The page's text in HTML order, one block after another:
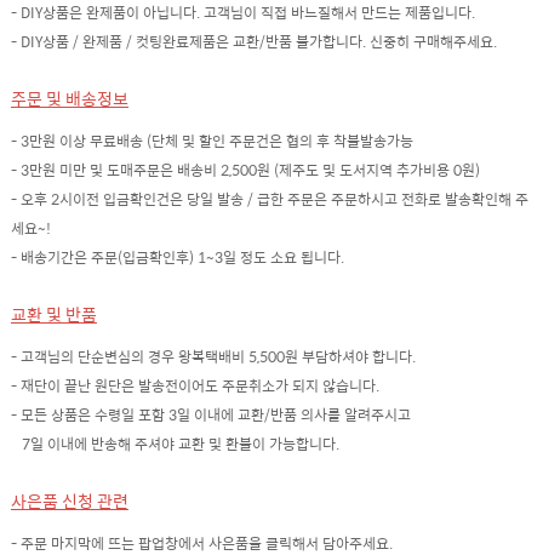
- DIY상품은 완제품이 아닙니다. 고객님이 직접 바느질해서 만드는 제품입니다.
- DIY상품 / 완제품 / 컷팅완료제품은 교환/반품 불가합니다. 신중히 구매해주세요.
주문 및 배송정보
- 3만원 이상 무료배송 (단체 및 할인 주문건은 협의 후 착불발송가능
- 3만원 미만 및 도매주문은 배송비 2,500원 (제주도 및 도서지역 추가비용 0원)
- 오후 2시이전 입금확인건은 당일 발송 / 급한 주문은 주문하시고 전화로 발송확인해 주
세요~!
- 배송기간은 주문(입금확인후) 1~3일 정도 소요 됩니다.
교환 및 반품
- 고객님의 단순변심의 경우 왕복택배비 5,500원 부담하셔야 합니다.
- 재단이 끝난 원단은 발송전이어도 주문취소가 되지 않습니다.
- 모든 상품은 수령일 포함 3일 이내에 교환/반품 의사를 알려주시고
7일 이내에 반송해 주셔야 교환 및 환불이 가능합니다.
사은품 신청 관련
- 주문 마지막에 뜨는 팝업창에서 사은품을 클릭해서 담아주세요.